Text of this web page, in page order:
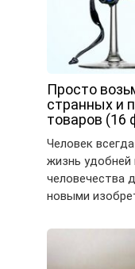
Просто
странных и
товаров (16
Человек
жизнь удобней
человечества
новыми